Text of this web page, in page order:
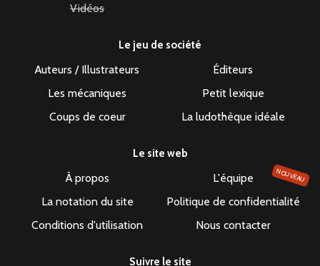
Vidéos
Le jeu de société
Auteurs / Illustrateurs
Éditeurs
Les mécaniques
Petit lexique
Coups de coeur
La ludothèque idéale
Le site web
À propos L'équipe NOUVEAU
La notation du site
Politique de confidentialité
Conditions d'utilisation
Nous contacter
Suivre le site